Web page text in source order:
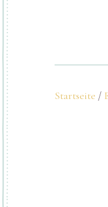
Startseite /